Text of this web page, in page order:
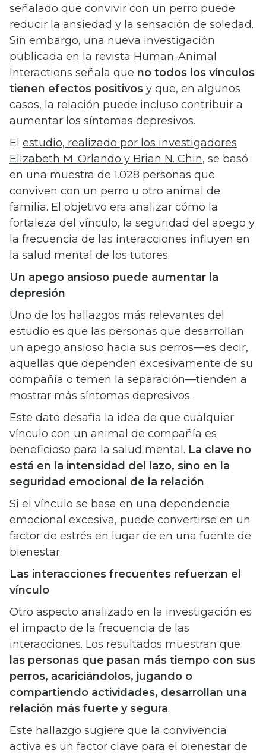
señalado que convivir con un perro puede
reducir la ansiedad y la sensación de soledad.
Sin embargo, una nueva investigación
publicada en la revista Human-Animal
Interactions señala que no todos los vínculos
tienen efectos positivos y que, en algunos
casos, la relación puede incluso contribuir a
aumentar los síntomas depresivos.
El estudio, realizado por los investigadores
Elizabeth M. Orlando y Brian N. Chin, se basó
en una muestra de 1.028 personas que
conviven con un perro u otro animal de
familia. El objetivo era analizar cómo la
fortaleza del vínculo, la seguridad del apego y
la frecuencia de las interacciones influyen en
la salud mental de los tutores.
Un apego ansioso puede aumentar la
depresión
Uno de los hallazgos más relevantes del
estudio es que las personas que desarrollan
un apego ansioso hacia sus perros—es decir,
aquellas que dependen excesivamente de su
compañía o temen la separación—tienden a
mostrar más síntomas depresivos.
Este dato desafía la idea de que cualquier
vínculo con un animal de compañía es
beneficioso para la salud mental. La clave no
está en la intensidad del lazo, sino en la
seguridad emocional de la relación.
Si el vínculo se basa en una dependencia
emocional excesiva, puede convertirse en un
factor de estrés en lugar de en una fuente de
bienestar.
Las interacciones frecuentes refuerzan el
vínculo
Otro aspecto analizado en la investigación es
el impacto de la frecuencia de las
interacciones. Los resultados muestran que
las personas que pasan más tiempo con sus
perros, acariciándolos, jugando o
compartiendo actividades, desarrollan una
relación más fuerte y segura.
Este hallazgo sugiere que la convivencia
activa es un factor clave para el bienestar de